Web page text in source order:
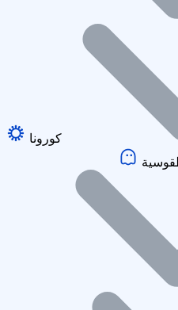
كورونا